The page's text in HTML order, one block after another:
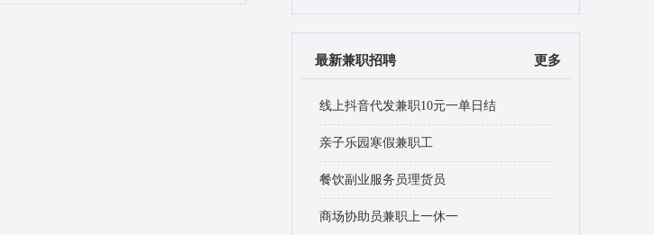
最新兼职招聘 更多
线上抖音代发兼职10元一单日结
亲子乐园寒假兼职工
餐饮副业服务员理货员
商场协助员兼职上一休一